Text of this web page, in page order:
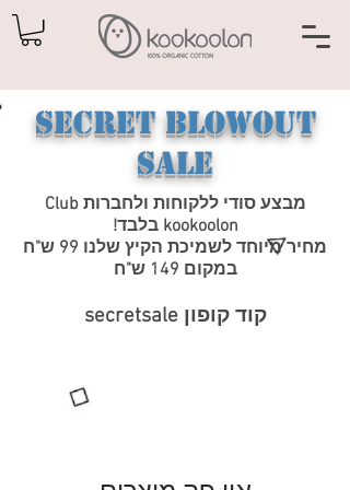
Secret Blowout
Sale
מבצע סודי ללקוחות ולחברות Club
kookoolon בלבד!
מחיר מיוחד לשמיכת הקיץ שלנו 99 ש"ח
במקום 149 ש"ח
קוד קופון secretsale